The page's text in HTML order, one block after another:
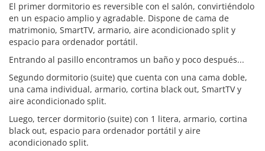
El primer dormitorio es reversible con el salón, convirtiéndolo
en un espacio amplio y agradable. Dispone de cama de
matrimonio, SmartTV, armario, aire acondicionado split y
espacio para ordenador portátil.
Entrando al pasillo encontramos un baño y poco después...
Segundo dormitorio (suite) que cuenta con una cama doble,
una cama individual, armario, cortina black out, SmartTV y
aire acondicionado split.
Luego, tercer dormitorio (suite) con 1 litera, armario, cortina
black out, espacio para ordenador portátil y aire
acondicionado split.